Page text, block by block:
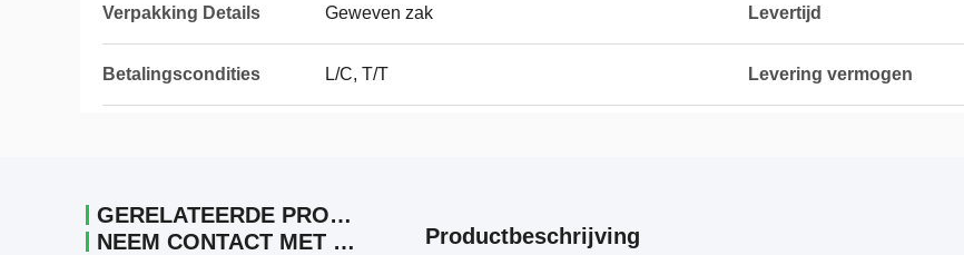
Verpakking Details Geweven zak Levertijd
Betalingscondities L/C, T/T Levering vermogen
GERELATEERDE PRODUCTEN
NEEM CONTACT MET ONS OP.
Productbeschrijving